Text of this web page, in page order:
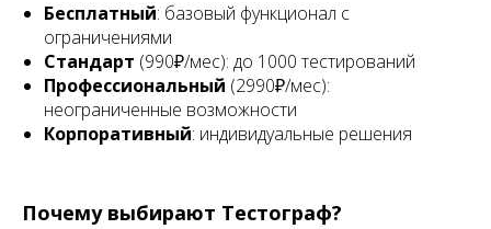
Бесплатный: базовый функционал с
ограничениями
Стандарт (990₽/мес): до 1000 тестирований
Профессиональный (2990₽/мес):
неограниченные возможности
Корпоративный: индивидуальные решения
Почему выбирают Тестограф?